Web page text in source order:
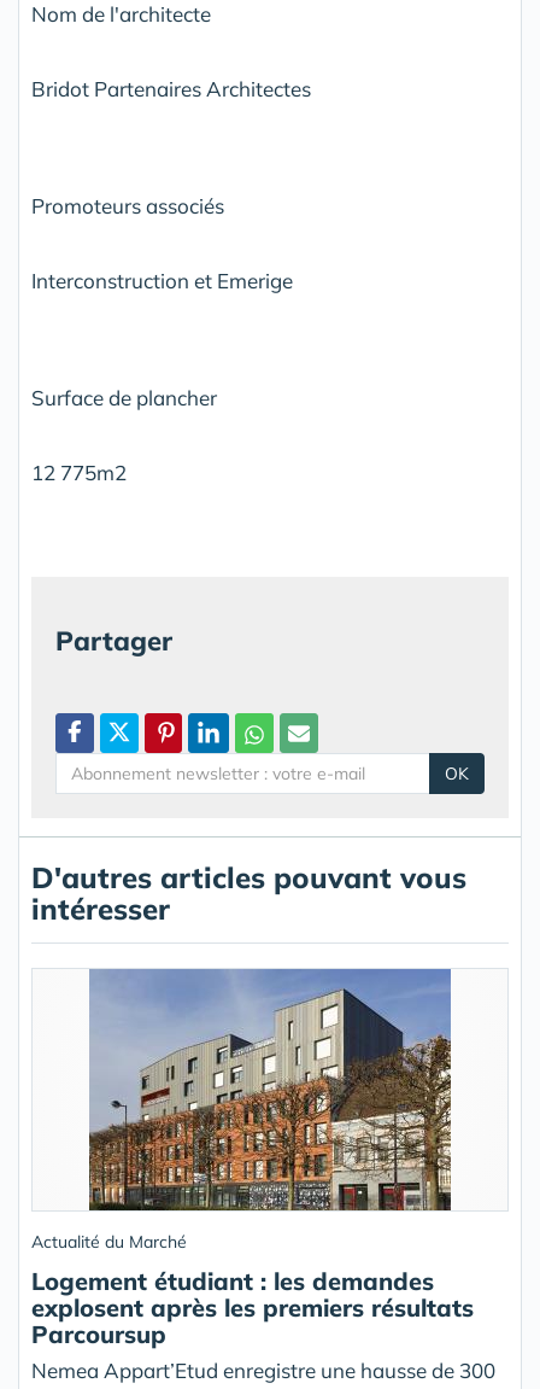
Nom de l'architecte
Bridot Partenaires Architectes
Promoteurs associés
Interconstruction et Emerige
Surface de plancher
12 775m2
Partager
OK
D'autres articles pouvant vous
intéresser
Actualité du Marché
Logement étudiant : les demandes
explosent après les premiers résultats
Parcoursup
Nemea Appart’Etud enregistre une hausse de 300